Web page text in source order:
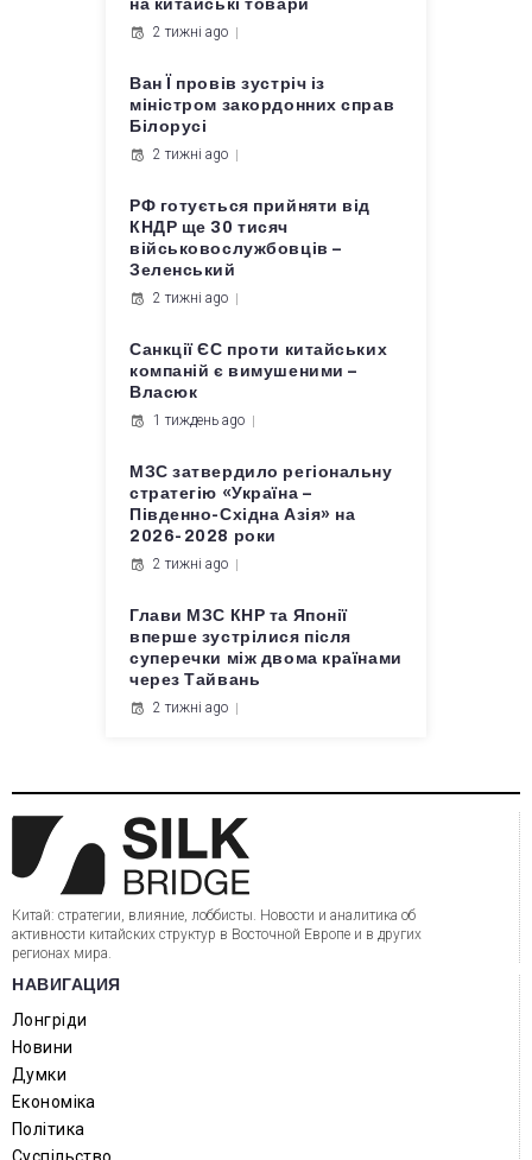
на китайські товари
2 тижні ago
Ван Ї провів зустріч із
міністром закордонних справ
Білорусі
2 тижні ago
РФ готується прийняти від
КНДР ще 30 тисяч
військовослужбовців –
Зеленський
2 тижні ago
Санкції ЄС проти китайських
компаній є вимушеними –
Власюк
1 тиждень ago
МЗС затвердило регіональну
стратегію «Україна –
Південно-Східна Азія» на
2026-2028 роки
2 тижні ago
Глави МЗС КНР та Японії
вперше зустрілися після
суперечки між двома країнами
через Тайвань
2 тижні ago
Китай: стратегии, влияние, лоббисты. Новости и аналитика об
активности китайских структур в Восточной Европе и в других
регионах мира.
НАВИГАЦИЯ
Лонгріди
Новини
Думки
Економіка
Політика